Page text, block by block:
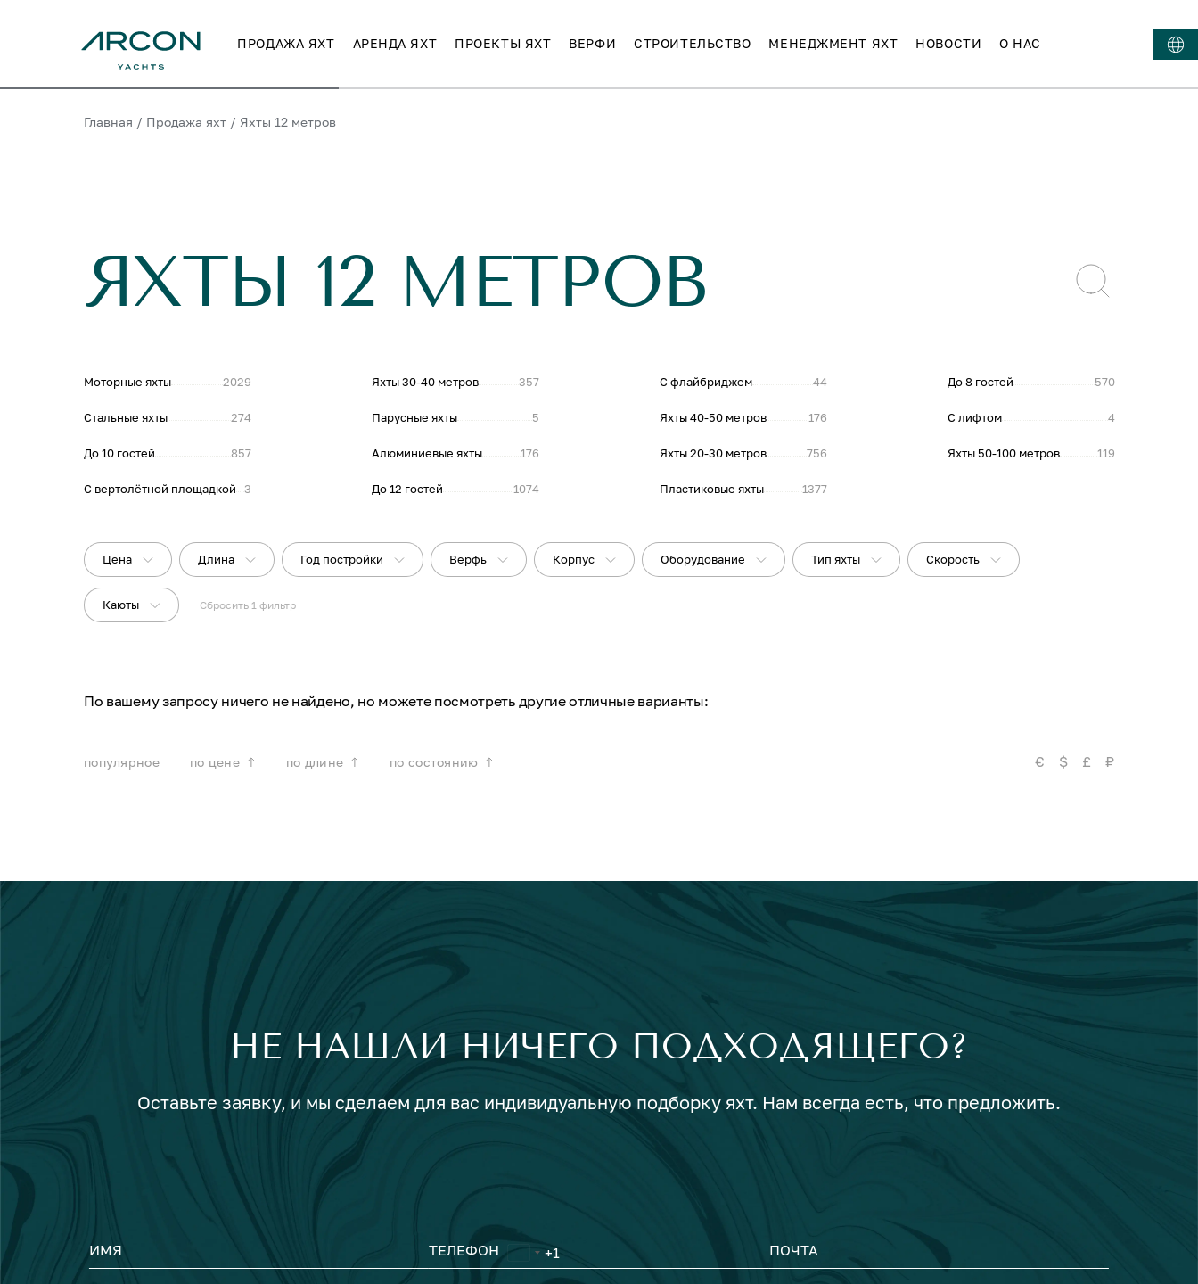
ПРОДАЖА ЯХТ АРЕНДА ЯХТ ПРОЕКТЫ ЯХТ ВЕРФИ СТРОИТЕЛЬСТВО МЕНЕДЖМЕНТ ЯХТ НОВОСТИ О НАС
Главная / Продажа яхт / Яхты 12 метров
ЯХТЫ 12 МЕТРОВ
Моторные яхты 2029 Яхты 30-40 метров 357 С флайбриджем 44 До 8 гостей 570
Стальные яхты 274 Парусные яхты 5 Яхты 40-50 метров 176 С лифтом 4
До 10 гостей 857 Алюминиевые яхты 176 Яхты 20-30 метров 756 Яхты 50-100 метров 119
С вертолётной площадкой 3 До 12 гостей 1074 Пластиковые яхты 1377
Цена Длина Год постройки Верфь Корпус Оборудование Тип яхты Скорость
Каюты Сбросить 1 фильтр
По вашему запросу ничего не найдено, но можете посмотреть другие отличные варианты:
популярное по цене по длине по состоянию € $ £ ₽
НЕ НАШЛИ НИЧЕГО ПОДХОДЯЩЕГО?
Оставьте заявку, и мы сделаем для вас индивидуальную подборку яхт. Нам всегда есть, что предложить.
ИМЯ ТЕЛЕФОН ПОЧТА